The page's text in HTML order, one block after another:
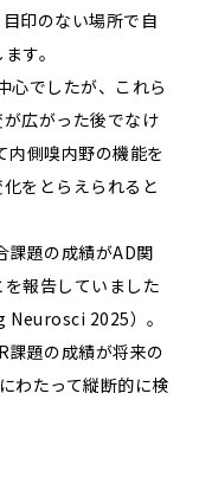
印のない場所で自
す。
心でしたが、これら
広がった後でなけ
内側嗅内野の機能を
をとらえられると
課題の成績がAD関
報告していました
2025）。
課題の成績が将来の
わたって縦断的に検